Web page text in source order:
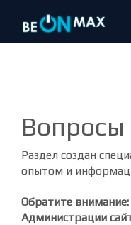
Вопросы
Раздел создан
опытом и
Обратите
Администрации